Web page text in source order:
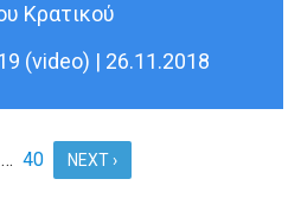
Κρατικού
(video) | 26.11.2018
… 40 NEXT ›